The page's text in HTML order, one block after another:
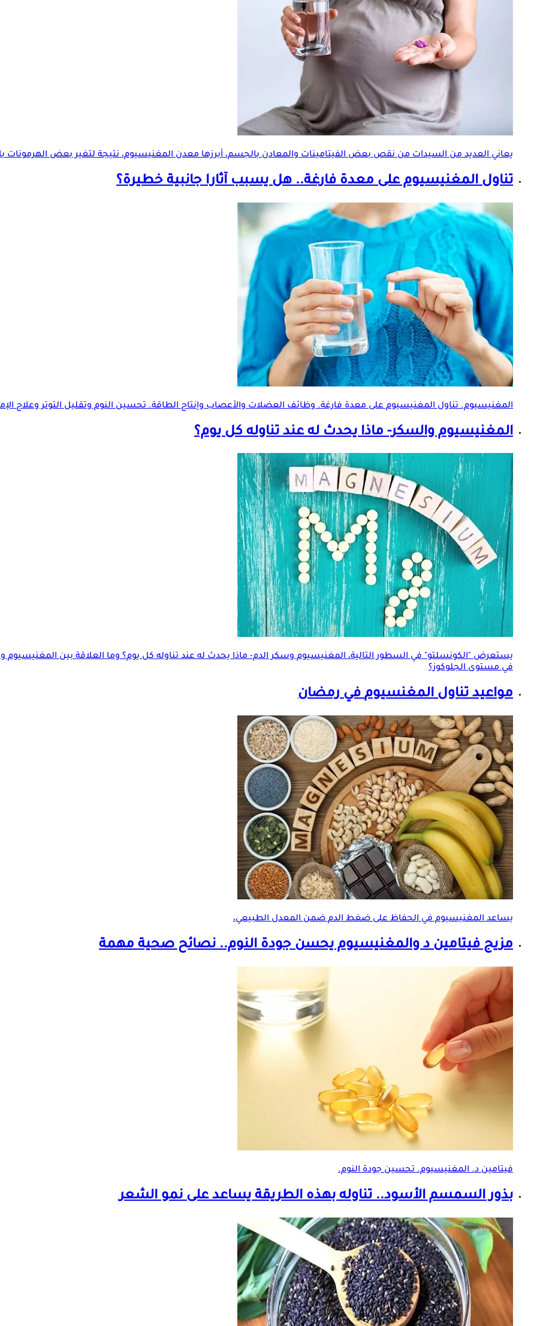
يعاني العديد من السيدات من نقص بعض الفيتامينات والمعادن بالجسم، أبرزها معدن المغنيسيوم، نتيجة لتغير بعض الهرمونات
تناول المغنيسيوم على معدة فارغة.. هل يسبب آثارا جانبية خطيرة؟
المغنيسيوم. تناول المغنيسيوم على معدة فارغة. وظائف العضلات والأعصاب وإنتاج الطاقة. تحسين النوم وتقليل التوتر وعلاج
المغنيسيوم والسكر- ماذا يحدث له عند تناوله كل يوم؟
يستعرض "الكونسلتو" في السطور التالية، المغنيسيوم وسكر الدم- ماذا يحدث له عند تناوله كل يوم؟ وما العلاقة بين
في مستوى الجلوكوز؟
مواعيد تناولالمغنسيومفي رمضان
يساعد المغنيسيوم في الحفاظ على ضغط الدم ضمن المعدل الطبيعي،
مزيج فيتامين د والمغنيسيوم يحسن جودة النوم.. نصائح صحية مهمة
فيتامين د. المغنيسيوم. تحسين جودة النوم.
بذور السمسم الأسود.. تناوله بهذه الطريقة يساعد على نمو الشعر